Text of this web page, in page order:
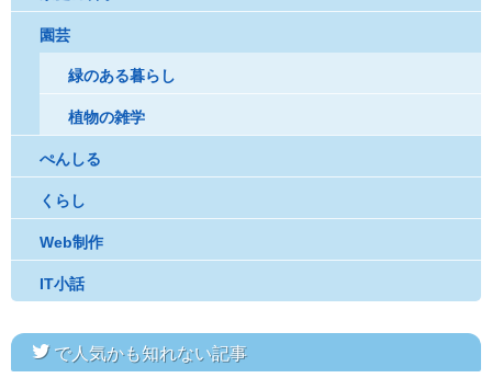
園芸
緑のある暮らし
植物の雑学
ぺんしる
くらし
Web制作
IT小話
twitterで人気かも知れない記事